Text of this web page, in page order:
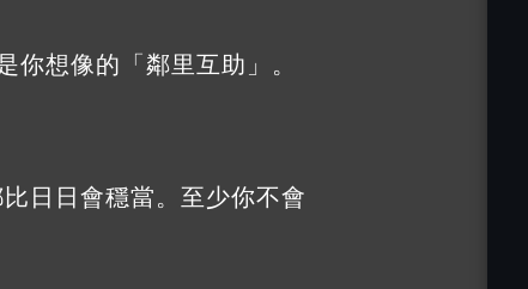
你想像的「鄰里互助」。
比日日會穩當。至少你不會